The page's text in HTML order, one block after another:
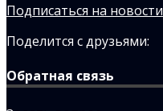
Подписаться на новости
Поделится с друзьями:
Обратная связь